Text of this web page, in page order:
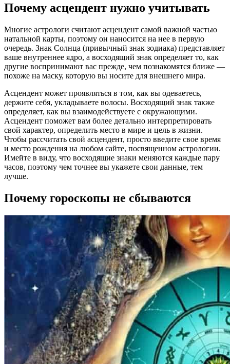
Почему асцендент нужно учитывать
Многие астрологи считают асцендент самой важной частью
натальной карты, поэтому он наносится на нее в первую
очередь. Знак Солнца (привычный знак зодиака) представляет
ваше внутреннее ядро, а восходящий знак определяет то, как
другие воспринимают вас прежде, чем познакомятся ближе —
похоже на маску, которую вы носите для внешнего мира.
Асцендент может проявляться в том, как вы одеваетесь,
держите себя, укладываете волосы. Восходящий знак также
определяет, как вы взаимодействуете с окружающими.
Асцендент поможет вам более детально интерпретировать
свой характер, определить место в мире и цель в жизни.
Чтобы рассчитать свой асцендент, просто введите свое время
и место рождения на любом сайте, посвященном астрологии.
Имейте в виду, что восходящие знаки меняются каждые пару
часов, поэтому чем точнее вы укажете свои данные, тем
лучше.
Почему гороскопы не сбываются